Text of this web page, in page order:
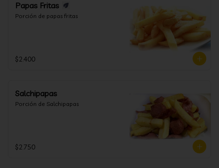
Papas Fritas
Porción de papas fritas
$2.400
Salchipapas
Porción de Salchipapas
$2.750